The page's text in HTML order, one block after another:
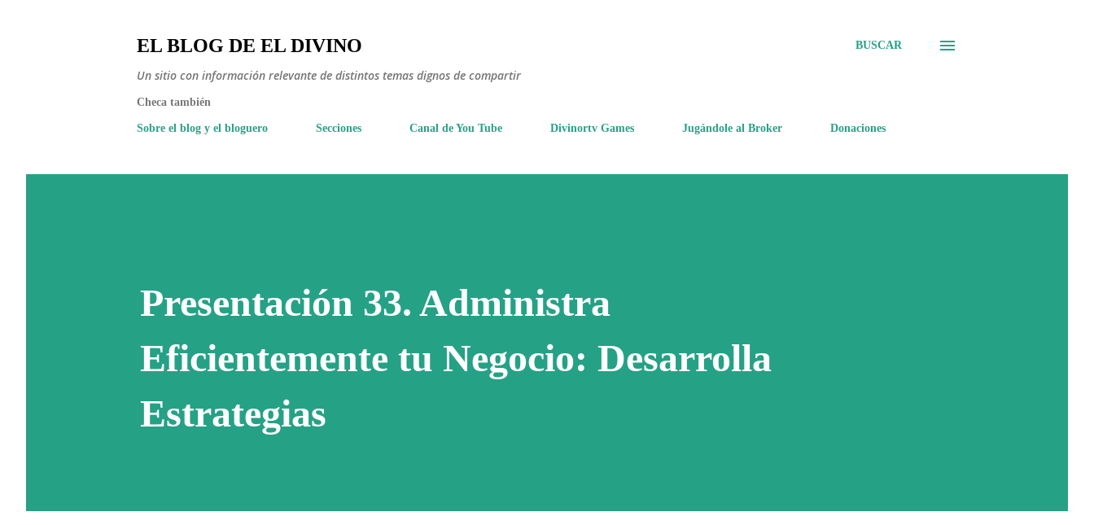
EL BLOG DE EL DIVINO
Un sitio con información relevante de distintos temas dignos de compartir
BUSCAR
Checa también
Sobre el blog y el bloguero Secciones Canal de You Tube Divinortv Games Jugándole al Broker Donaciones
Presentación 33. Administra
Eficientemente tu Negocio: Desarrolla
Estrategias